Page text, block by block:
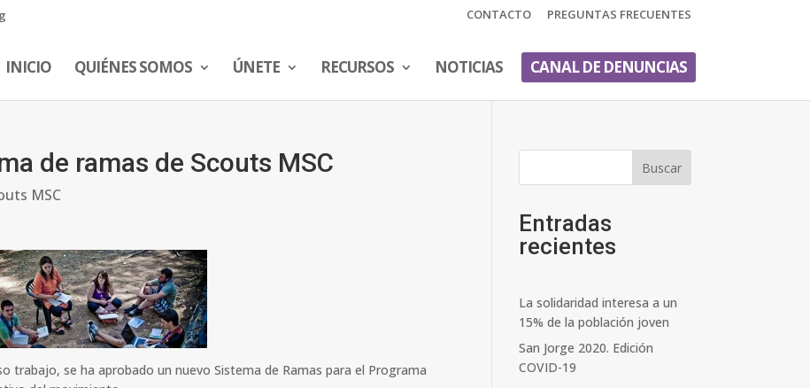
CONTACTO PREGUNTAS FRECUENTES
INICIO QUIÉNES SOMOS ÚNETE RECURSOS NOTICIAS CANAL DE DENUNCIAS
de ramas de Scouts MSC
MSC
trabajo, se ha aprobado un nuevo Sistema de Ramas para el Programa
Buscar
Entradas
recientes
La solidaridad interesa a un
15% de la población joven
San Jorge 2020. Edición
COVID-19